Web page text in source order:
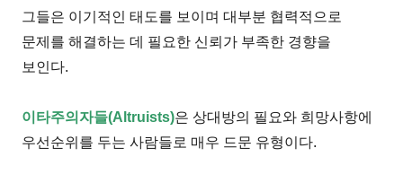
그들은 이기적인 태도를 보이며 대부분 협력적으로
문제를 해결하는 데 필요한 신뢰가 부족한 경향을
보인다.
이타주의자들(Altruists)은 상대방의 필요와 희망사항에
우선순위를 두는 사람들로 매우 드문 유형이다.